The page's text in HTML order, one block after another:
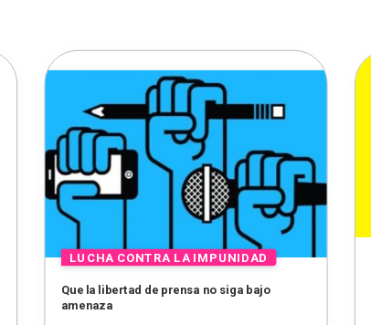
Que la libertad de prensa no siga bajo
amenaza